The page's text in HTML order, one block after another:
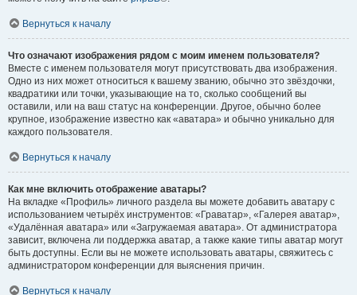
Вернуться к началу
Что означают изображения рядом с моим именем пользователя?
Вместе с именем пользователя могут присутствовать два изображения.
Одно из них может относиться к вашему званию, обычно это звёздочки,
квадратики или точки, указывающие на то, сколько сообщений вы
оставили, или на ваш статус на конференции. Другое, обычно более
крупное, изображение известно как «аватара» и обычно уникально для
каждого пользователя.
Вернуться к началу
Как мне включить отображение аватары?
На вкладке «Профиль» личного раздела вы можете добавить аватару с
использованием четырёх инструментов: «Граватар», «Галерея аватар»,
«Удалённая аватара» или «Загружаемая аватара». От администратора
зависит, включена ли поддержка аватар, а также какие типы аватар могут
быть доступны. Если вы не можете использовать аватары, свяжитесь с
администратором конференции для выяснения причин.
Вернуться к началу